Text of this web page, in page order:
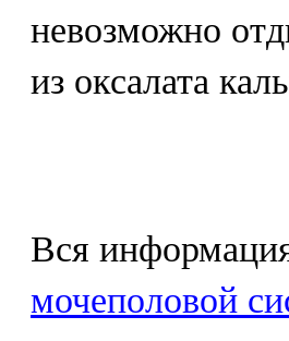
невозможно
из оксалата
Вся
мочеполовой